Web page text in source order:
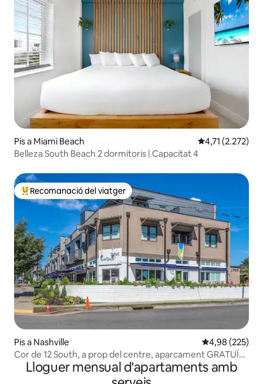
Pis a Miami Beach 4,71 de
4,71 (2.272)
Belleza South Beach 2 dormitoris | Capacitat 4
Principals recomanacions dels viatgers
Recomanació del viatger
Pis a Nashville 4,98 de
4,98 (225)
Cor de 12 South, a prop del centre, aparcament GRATUÏT
- #3Lloguer mensual d'apartaments amb